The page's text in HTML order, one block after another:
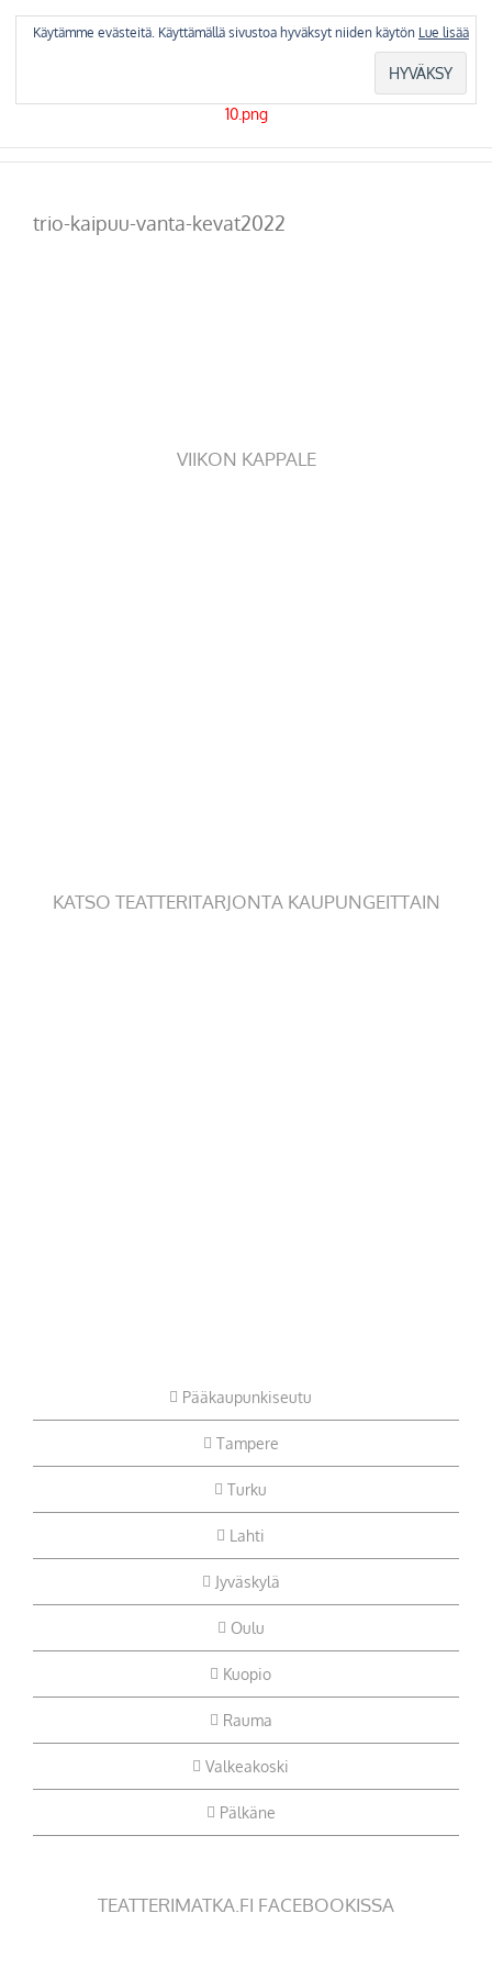
trio-kaipuu-vanta-kevat2022
VIIKON KAPPALE
KATSO TEATTERITARJONTA KAUPUNGEITTAIN
Pääkaupunkiseutu
Tampere
Turku
Lahti
Jyväskylä
Oulu
Kuopio
Rauma
Valkeakoski
Pälkäne
TEATTERIMATKA.FI FACEBOOKISSA
Käytämme evästeitä. Käyttämällä sivustoa hyväksyt niiden käytön Lue lisää